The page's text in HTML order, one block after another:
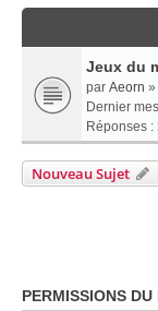
Jeux du
par Aeorn »
Dernier
Réponses :
Nouveau Sujet
PERMISSIONS DU